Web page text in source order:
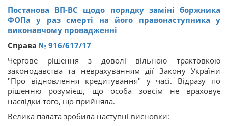
Постанова ВП-ВС щодо порядку заміні боржника
ФОПа у раз смерті на його правонаступника у
виконавчому провадженні
Справа № 916/617/17
Чергове рішення з доволі вільною трактовкою
законодавства та неврахуванням дії Закону України
"Про відновлення кредитування" у часі. Відразу по
рішенню розумієш, що особа зовсім не враховує
наслідки того, що прийняла.
Велика палата зробила наступні висновки: